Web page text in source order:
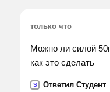
только что
Можно ли силой
как это сделать
S Ответил Студент